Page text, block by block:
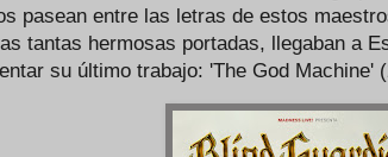
pasean entre las letras de estos
tantas hermosas portadas, llegaban a
su último trabajo: 'The God Machine'